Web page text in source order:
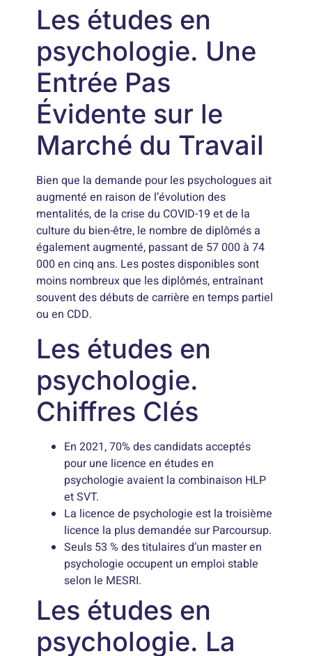
Les études en
psychologie. Une
Entrée Pas
Évidente sur le
Marché du Travail
Bien que la demande pour les psychologues ait
augmenté en raison de l’évolution des
mentalités, de la crise du COVID-19 et de la
culture du bien-être, le nombre de diplômés a
également augmenté, passant de 57 000 à 74
000 en cinq ans. Les postes disponibles sont
moins nombreux que les diplômés, entraînant
souvent des débuts de carrière en temps partiel
ou en CDD.
Les études en
psychologie.
Chiffres Clés
En 2021, 70% des candidats acceptés
pour une licence en études en
psychologie avaient la combinaison HLP
et SVT.
La licence de psychologie est la troisième
licence la plus demandée sur Parcoursup.
Seuls 53 % des titulaires d’un master en
psychologie occupent un emploi stable
selon le MESRI.
Les études en
psychologie. La